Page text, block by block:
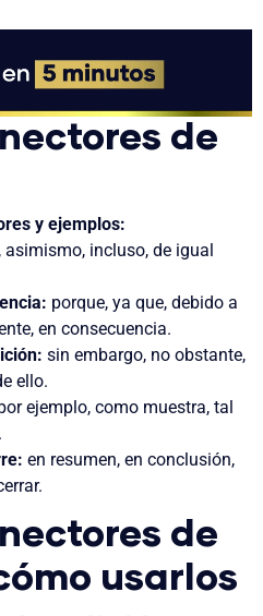
de
y ejemplos:
asimismo, incluso, de igual
porque, ya que, debido a
en consecuencia.
sin embargo, no obstante,
ello.
ejemplo, como muestra, tal
en resumen, en conclusión,
de
usarlos